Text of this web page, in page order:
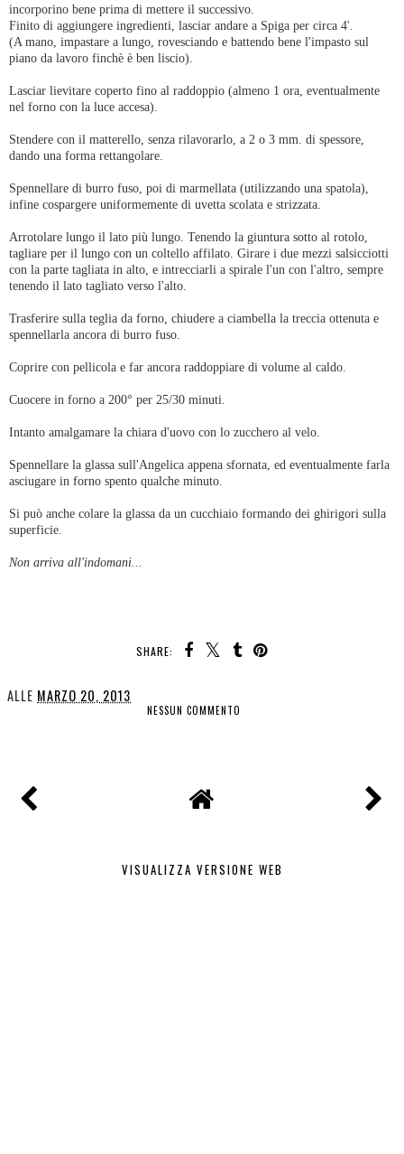
incorporino bene prima di mettere il successivo.
Finito di aggiungere ingredienti, lasciar andare a Spiga per circa 4'.
(A mano, impastare a lungo, rovesciando e battendo bene l'impasto sul
piano da lavoro finchè è ben liscio).
Lasciar lievitare coperto fino al raddoppio (almeno 1 ora, eventualmente
nel forno con la luce accesa).
Stendere con il matterello, senza rilavorarlo, a 2 o 3 mm. di spessore,
dando una forma rettangolare.
Spennellare di burro fuso, poi di marmellata (utilizzando una spatola),
infine cospargere uniformemente di uvetta scolata e strizzata.
Arrotolare lungo il lato più lungo. Tenendo la giuntura sotto al rotolo,
tagliare per il lungo con un coltello affilato. Girare i due mezzi salsicciotti
con la parte tagliata in alto, e intrecciarli a spirale l'un con l'altro, sempre
tenendo il lato tagliato verso l'alto.
Trasferire sulla teglia da forno, chiudere a ciambella la treccia ottenuta e
spennellarla ancora di burro fuso.
Coprire con pellicola e far ancora raddoppiare di volume al caldo.
Cuocere in forno a 200° per 25/30 minuti.
Intanto amalgamare la chiara d'uovo con lo zucchero al velo.
Spennellare la glassa sull'Angelica appena sfornata, ed eventualmente farla
asciugare in forno spento qualche minuto.
Si può anche colare la glassa da un cucchiaio formando dei ghirigori sulla
superficie.
Non arriva all'indomani...
SHARE:
ALLE MARZO 20, 2013
NESSUN COMMENTO
VISUALIZZA VERSIONE WEB